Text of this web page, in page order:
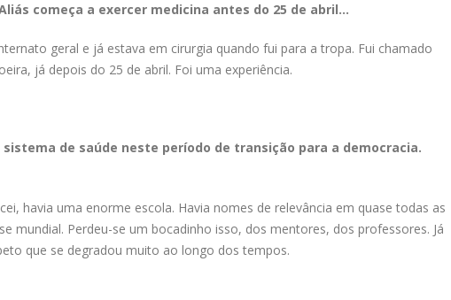
começa a exercer medicina antes do 25 de abril…
geral e já estava em cirurgia quando fui para a tropa. Fui chamado
já depois do 25 de abril. Foi uma experiência.
de saúde neste período de transição para a democracia.
havia uma enorme escola. Havia nomes de relevância em quase todas as
mundial. Perdeu-se um bocadinho isso, dos mentores, dos professores. Já
que se degradou muito ao longo dos tempos.